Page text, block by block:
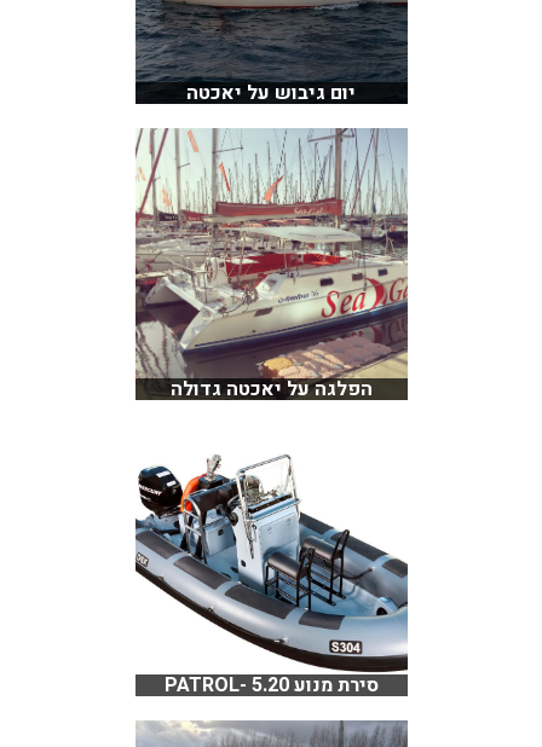
יום גיבוש על יאכטה
הפלגה על יאכטה גדולה
סירת מנוע 5.20 -PATROL